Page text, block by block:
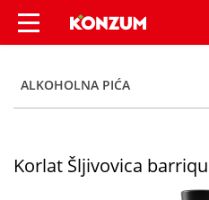
Korlat Šljivovica
ALKOHOLNA PIĆA
Korlat Šljivovica